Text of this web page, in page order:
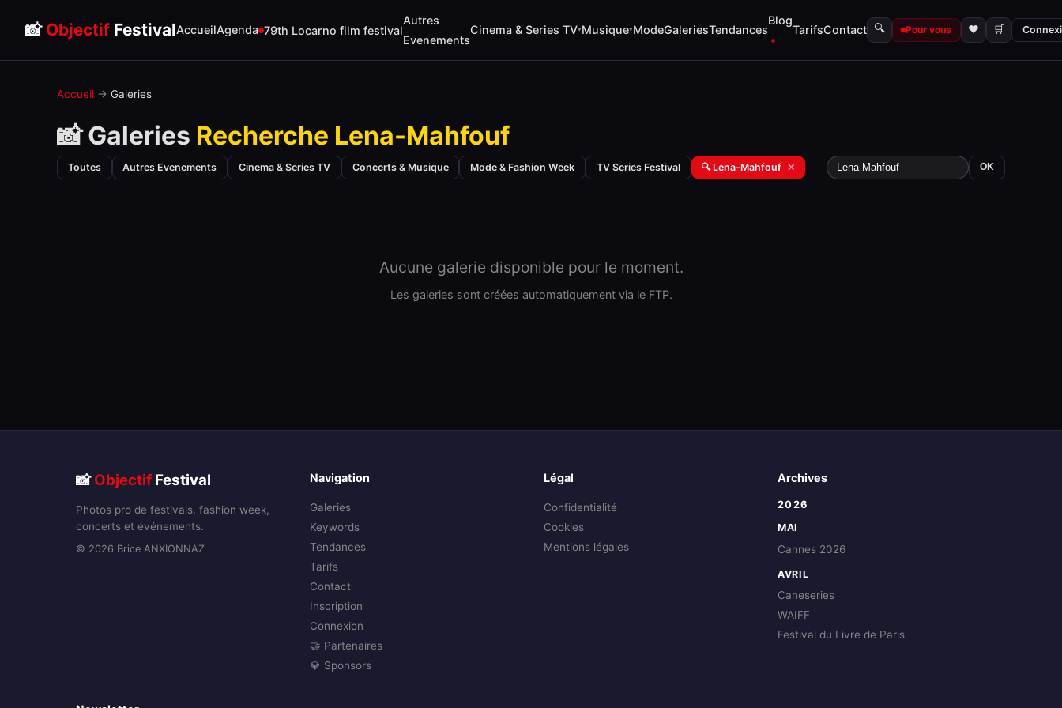
📸 Objectif FestivalAccueilAgenda 79th Locarno film festival
Autres
Evenements
Cinema & Series TV▾Musique▾ModeGaleriesTendances
Blog
TarifsContact 🔍 Pour vous ♥ 🛒
Accueil → Galeries
📸 Galeries Recherche Lena-Mahfouf
Toutes Autres Evenements Cinema & Series TV Concerts & Musique Mode & Fashion Week TV Series Festival 🔍 Lena-Mahfouf ✕ OK
Aucune galerie disponible pour le moment.
Les galeries sont créées automatiquement via le FTP.
📸Objectif Festival
Photos pro de festivals, fashion week,
concerts et événements.
© 2026 Brice ANXIONNAZ
Navigation
Galeries
Keywords
Tendances
Tarifs
Contact
Inscription
Connexion
🤝 Partenaires
💎 Sponsors
Légal
Confidentialité
Cookies
Mentions légales
Archives
2026
MAI
Cannes 2026
AVRIL
Caneseries
WAIFF
Festival du Livre de Paris